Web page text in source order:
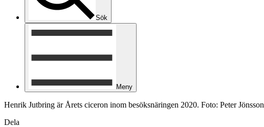
Sök
Meny
Henrik Jutbring är Årets ciceron inom besöksnäringen 2020. Foto: Peter Jönsson
Dela